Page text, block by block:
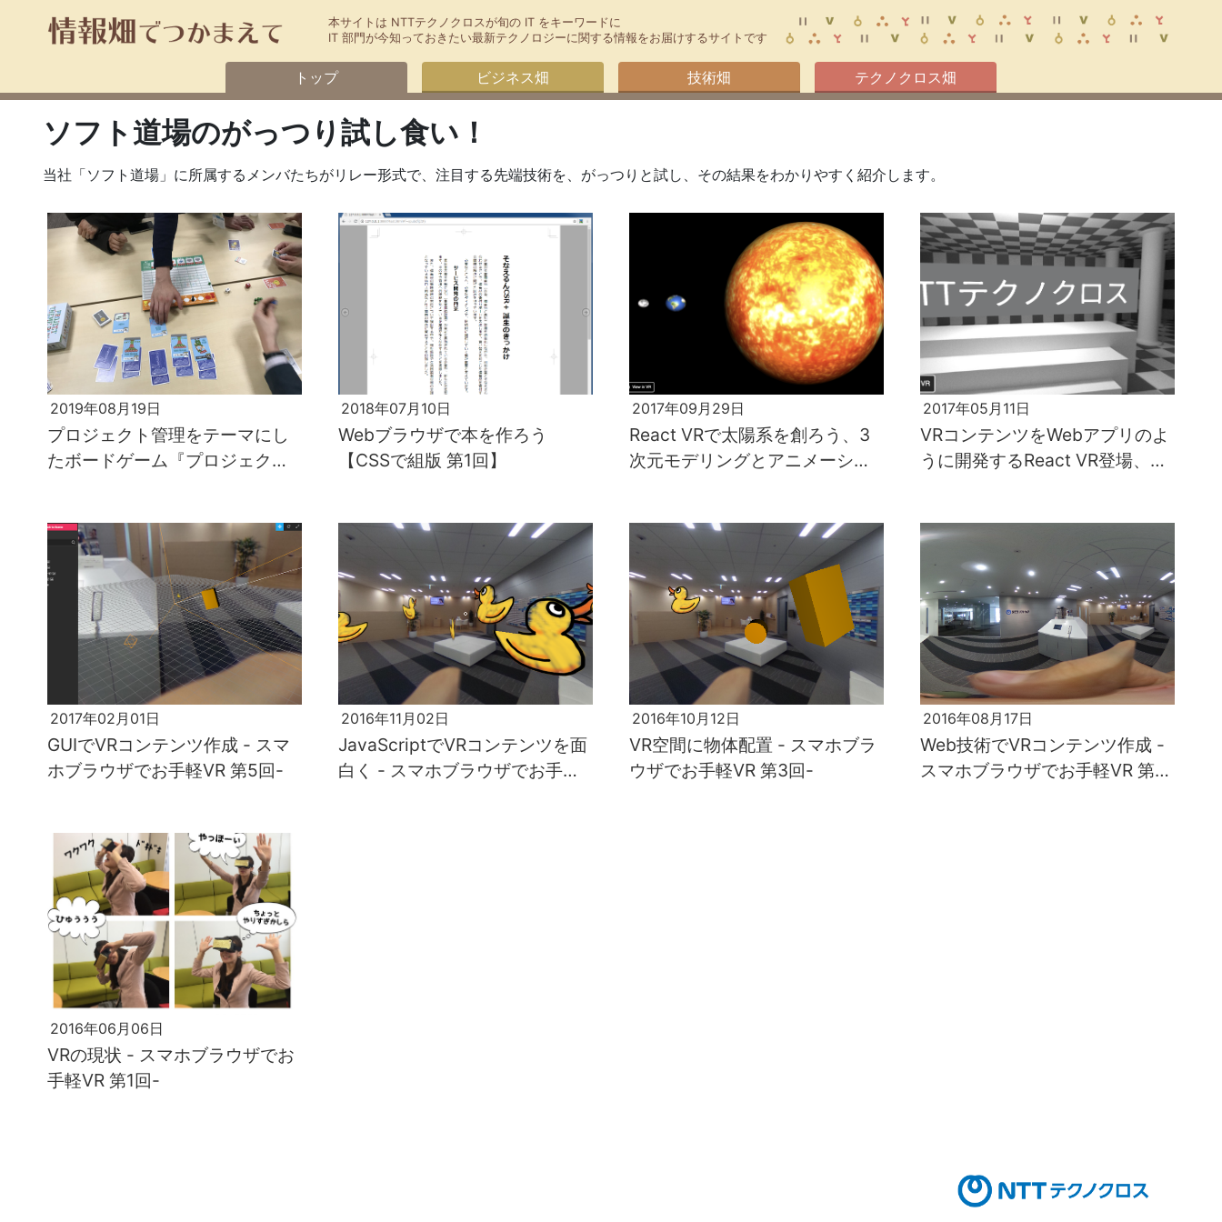
本サイトは NTTテクノクロスが旬の IT をキーワードに
IT 部門が今知っておきたい最新テクノロジーに関する情報をお届けするサイトです
トップ ビジネス畑 技術畑 テクノクロス畑
ソフト道場のがっつり試し食い！
当社「ソフト道場」に所属するメンバたちがリレー形式で、注目する先端技術を、がっつりと試し、その結果をわかりやすく紹介します。
2019年08月19日
プロジェクト管理をテーマにし
たボードゲーム『プロジェクト
2018年07月10日
Webブラウザで本を作ろう
【CSSで組版 第1回】
2017年09月29日
React VRで太陽系を創ろう、3
次元モデリングとアニメーショ
2017年05月11日
VRコンテンツをWebアプリのよ
うに開発するReact VR登場、そ
2017年02月01日
GUIでVRコンテンツ作成 - スマ
ホブラウザでお手軽VR 第5回-
2016年11月02日
JavaScriptでVRコンテンツを面
白く - スマホブラウザでお手軽
2016年10月12日
VR空間に物体配置 - スマホブラ
ウザでお手軽VR 第3回-
2016年08月17日
Web技術でVRコンテンツ作成 -
スマホブラウザでお手軽VR 第2
2016年06月06日
VRの現状 - スマホブラウザでお
手軽VR 第1回-